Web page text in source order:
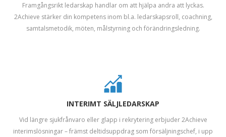
Framgångsrikt ledarskap handlar om att hjälpa andra att lyckas.
2Achieve stärker din kompetens inom bl.a. ledarskapsroll, coachning,
samtalsmetodik, möten, målstyrning och förändringsledning.
INTERIMT SÄLJLEDARSKAP
Vid längre sjukfrånvaro eller glapp i rekrytering erbjuder 2Achieve
interimslösningar – främst deltidsuppdrag som försäljningschef, i upp